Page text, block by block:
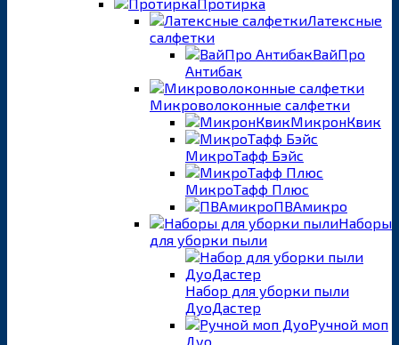
Латексные
салфетки
ВайПро
Антибак
Микроволоконные салфетки
МикронКвик
МикроТафф Бэйс
МикроТафф Плюс
ПВАмикро
Наборы
для уборки пыли
Набор для уборки пыли
ДуоДастер
Ручной моп
Дуо